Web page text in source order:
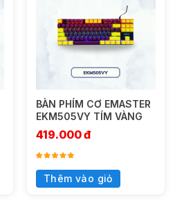
BÀN PHÍM CƠ EMASTER
EKM505VY TÍM VÀNG
419.000đ
Thêm vào giỏ